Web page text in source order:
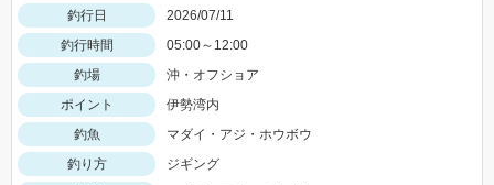
釣行日
2026/07/11
釣行時間
05:00～12:00
釣場
沖・オフショア
ポイント
伊勢湾内
釣魚
マダイ・アジ・ホウボウ
釣り方
ジギング